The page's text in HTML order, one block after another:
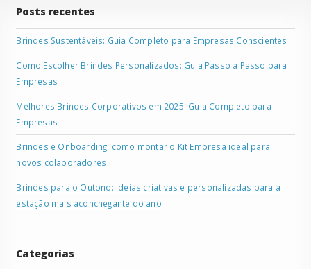
Posts recentes
Brindes Sustentáveis: Guia Completo para Empresas Conscientes
Como Escolher Brindes Personalizados: Guia Passo a Passo para
Empresas
Melhores Brindes Corporativos em 2025: Guia Completo para
Empresas
Brindes e Onboarding: como montar o Kit Empresa ideal para
novos colaboradores
Brindes para o Outono: ideias criativas e personalizadas para a
estação mais aconchegante do ano
Categorias